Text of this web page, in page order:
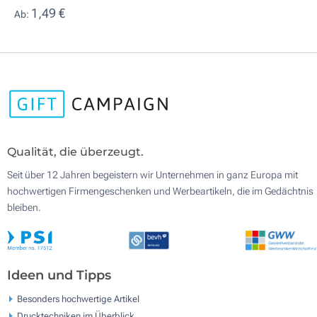
Ab: 1,49 €
Qualität, die überzeugt.
Seit über 12 Jahren begeistern wir Unternehmen in ganz Europa mit
hochwertigen Firmengeschenken und Werbeartikeln, die im Gedächtnis
bleiben.
Ideen und Tipps
Besonders hochwertige Artikel